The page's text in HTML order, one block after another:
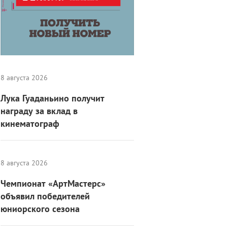
8 августа 2026
Лука Гуаданьино получит
награду за вклад в
кинематограф
8 августа 2026
Чемпионат «АртМастерс»
объявил победителей
юниорского сезона